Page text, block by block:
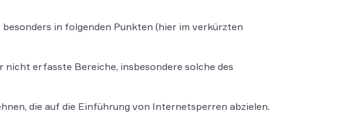
in folgenden Punkten (hier im verkürzten
nicht erfasste Bereiche, insbesondere solche des
die auf die Einführung von Internetsperren abzielen.